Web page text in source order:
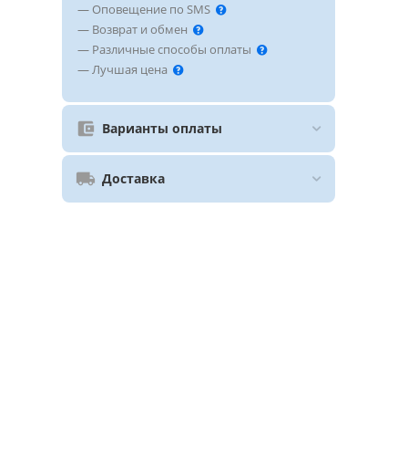
— Оповещение по SMS
— Возврат и обмен
— Различные способы оплаты
— Лучшая цена
Варианты оплаты
Доставка